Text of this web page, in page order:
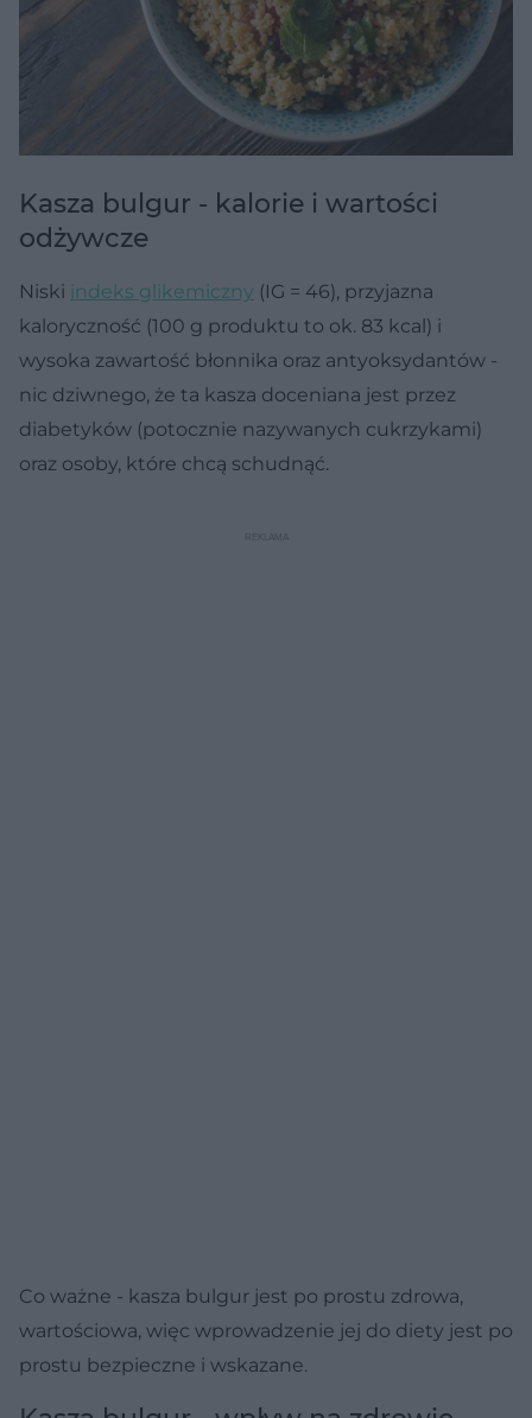
Kasza bulgur - kalorie i wartości
odżywcze
Niski indeks glikemiczny (IG = 46), przyjazna
kaloryczność (100 g produktu to ok. 83 kcal) i
wysoka zawartość błonnika oraz antyoksydantów -
nic dziwnego, że ta kasza doceniana jest przez
diabetyków (potocznie nazywanych cukrzykami)
oraz osoby, które chcą schudnąć.
Co ważne - kasza bulgur jest po prostu zdrowa,
wartościowa, więc wprowadzenie jej do diety jest po
prostu bezpieczne i wskazane.